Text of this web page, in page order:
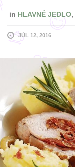
in HLAVNÉ JEDLO,
JÚL 12, 2016